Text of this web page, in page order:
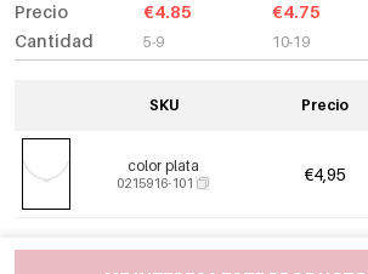
Precio
Cantidad
€4.85
5-9
€4.75
10-19
SKU Precio
color plata
0215916-101 €4,95